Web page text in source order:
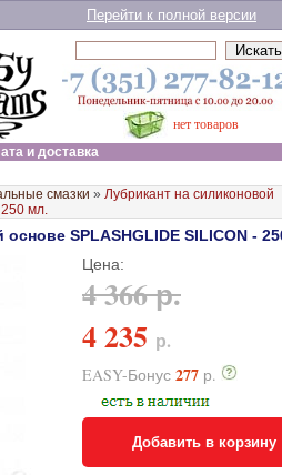
Перейти к полной версии
нет товаров
и доставка
смазки » Лубрикант на силиконовой
мл.
SPLASHGLIDE SILICON -
Цена:
4 366 р.
4 235 р.
EASY-Бонус 277 р.
Добавить в корзину